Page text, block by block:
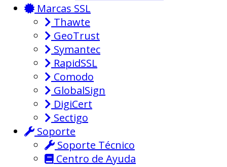
Marcas SSL
Thawte
GeoTrust
Symantec
RapidSSL
Comodo
GlobalSign
DigiCert
Sectigo
Soporte
Soporte Técnico
Centro de Ayuda